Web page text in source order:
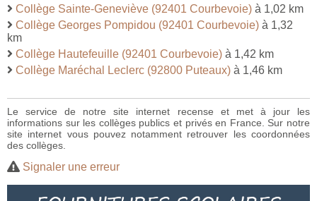
Collège Sainte-Geneviève (92401 Courbevoie) à 1,02 km
Collège Georges Pompidou (92401 Courbevoie) à 1,32
km
Collège Hautefeuille (92401 Courbevoie) à 1,42 km
Collège Maréchal Leclerc (92800 Puteaux) à 1,46 km
Le service de notre site internet recense et met à jour les
informations sur les collèges publics et privés en France. Sur notre
site internet vous pouvez notamment retrouver les coordonnées
des collèges.
Signaler une erreur